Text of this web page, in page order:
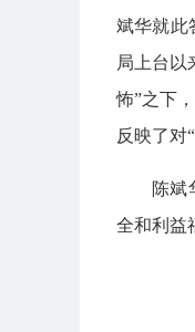
斌华就此
局上台以
怖”之下
反映了对
陈斌
全和利益